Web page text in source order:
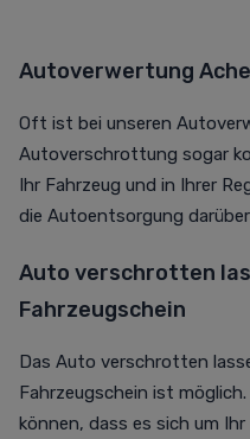
Autoverwertung
Oft ist bei unseren
Autoverschrottung sogar
Ihr Fahrzeug und in Ihrer
die Autoentsorgung
Auto verschrotten
Fahrzeugschein
Das Auto verschrotten
Fahrzeugschein ist
können, dass es sich um